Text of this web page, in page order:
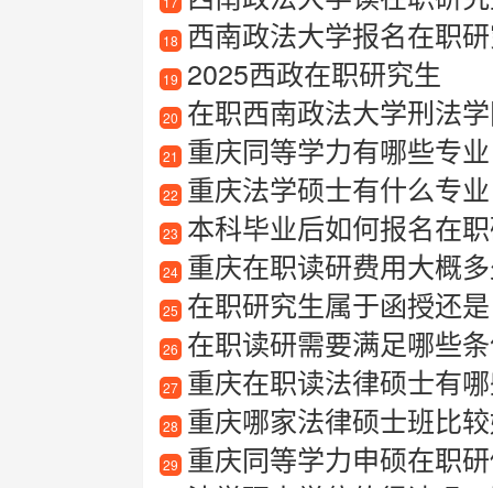
18 西南政法大学报名在职
19 2025西政在职研究生
20 在职西南政法大学刑法
21 重庆同等学力有哪些专业
22 重庆法学硕士有什么专业
23 本科毕业后如何报名在
24 重庆在职读研费用大概
25 在职研究生属于函授还
26 在职读研需要满足哪些
27 重庆在职读法律硕士有
28 重庆哪家法律硕士班比
29 重庆同等学力申硕在职